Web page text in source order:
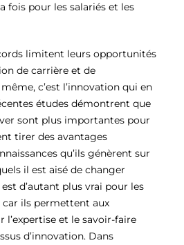
fois pour les salariés et les
limitent leurs opportunités
de carrière et de
c’est l’innovation qui en
études démontrent que
sont plus importantes pour
tirer des avantages
qu’ils génèrent sur
il est aisé de changer
est d’autant plus vrai pour les
car ils permettent aux
l’expertise et le savoir-faire
d’innovation. Dans